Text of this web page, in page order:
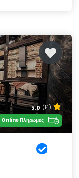
5.0 (14)
Online Πληρωμές